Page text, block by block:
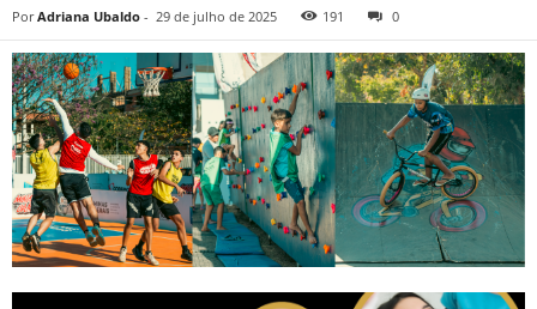
Por Adriana Ubaldo - 29 de julho de 2025 191 0